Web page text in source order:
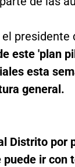
presidente
este 'plan
esta
general.
Distrito por
puede ir con